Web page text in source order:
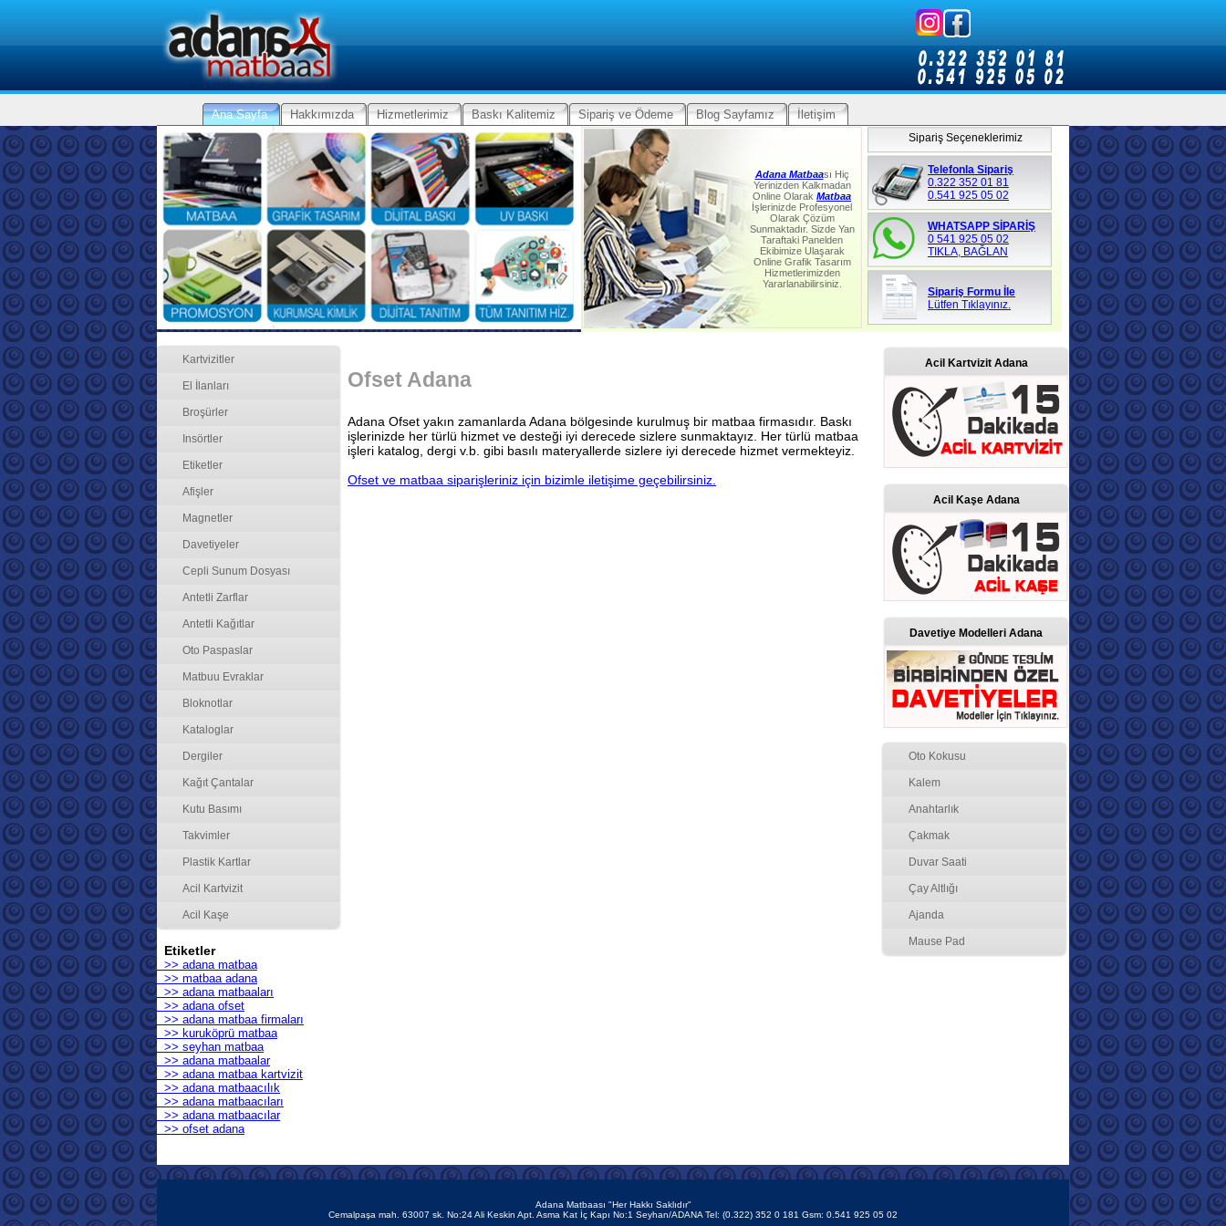
Ana Sayfa Hakkımızda Hizmetlerimiz Baskı Kalitemiz Sipariş ve Ödeme Blog Sayfamız İletişim
Adana Matbaası Hiç
Yerinizden Kalkmadan
Online Olarak Matbaa
İşlerinizde Profesyonel
Olarak Çözüm
Sunmaktadır. Sizde Yan
Taraftaki Panelden
Ekibimize Ulaşarak
Online Grafik Tasarım
Hizmetlerimizden
Yararlanabilirsiniz.
Sipariş Seçeneklerimiz
Telefonla Sipariş
0.322 352 01 81
0.541 925 05 02
WHATSAPP SİPARİŞ
0 541 925 05 02
TIKLA, BAĞLAN
Sipariş Formu İle
Lütfen Tıklayınız.
Kartvizitler
El İlanları
Broşürler
Insörtler
Etiketler
Afişler
Magnetler
Davetiyeler
Cepli Sunum Dosyası
Antetli Zarflar
Antetli Kağıtlar
Oto Paspaslar
Matbuu Evraklar
Bloknotlar
Kataloglar
Dergiler
Kağıt Çantalar
Kutu Basımı
Takvimler
Plastik Kartlar
Acil Kartvizit
Acil Kaşe
Etiketler
>> adana matbaa
>> matbaa adana
>> adana matbaaları
>> adana ofset
>> adana matbaa firmaları
>> kuruköprü matbaa
>> seyhan matbaa
>> adana matbaalar
>> adana matbaa kartvizit
>> adana matbaacılık
>> adana matbaacıları
>> adana matbaacılar
>> ofset adana
Ofset Adana
Adana Ofset yakın zamanlarda Adana bölgesinde kurulmuş bir matbaa firmasıdır. Baskı
işlerinizde her türlü hizmet ve desteği iyi derecede sizlere sunmaktayız. Her türlü matbaa
işleri katalog, dergi v.b. gibi basılı materyallerde sizlere iyi derecede hizmet vermekteyiz.
Ofset ve matbaa siparişleriniz için bizimle iletişime geçebilirsiniz.
Acil Kartvizit Adana
Acil Kaşe Adana
Davetiye Modelleri Adana
Oto Kokusu
Kalem
Anahtarlık
Çakmak
Duvar Saati
Çay Altlığı
Ajanda
Mause Pad
Adana Matbaası "Her Hakkı Saklıdır"
Cemalpaşa mah. 63007 sk. No:24 Ali Keskin Apt. Asma Kat İç Kapı No:1 Seyhan/ADANA Tel: (0.322) 352 0 181 Gsm: 0.541 925 05 02